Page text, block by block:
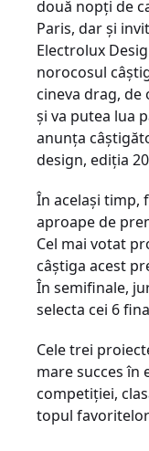
două nopți de
Paris, dar și
Electrolux
norocosul
cineva drag, de
și va putea lua
anunța
design, ediția
În același timp,
aproape de
Cel mai votat
câștiga acest
În semifinale,
selecta cei 6
Cele trei
mare succes în
competiției,
topul